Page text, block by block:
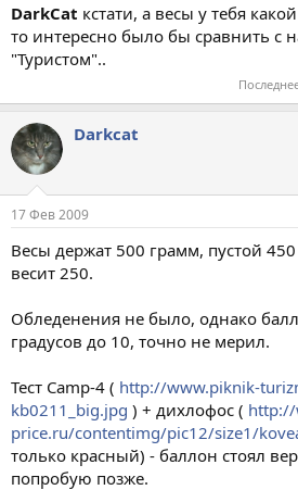
DarkCat кстати, а весы у тебя
то интересно было бы сравнить
"Туристом"..
Darkcat
17 Фев 2009
Весы держат 500 грамм, пустой
весит 250.
Обледенения не было, однако
градусов до 10, точно не мерил.
Тест Camp-4 ( http://www.piknik-
kb0211_big.jpg ) + дихлофос ( http://
price.ru/contentimg/pic12/size1/
только красный) - баллон стоял
попробую позже.